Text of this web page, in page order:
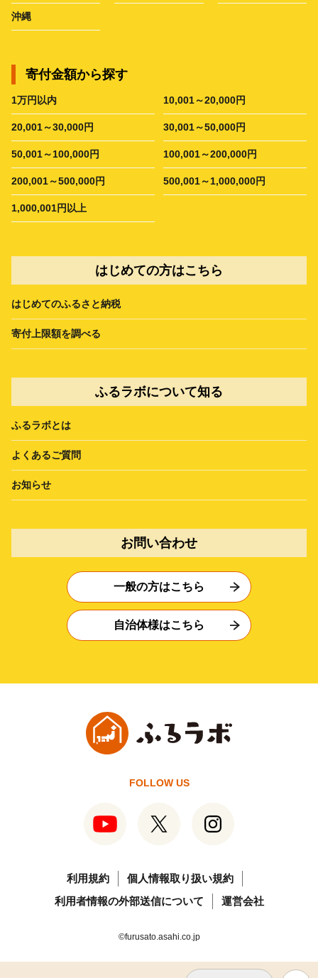
沖縄
寄付金額から探す
1万円以内 10,001～20,000円
20,001～30,000円 30,001～50,000円
50,001～100,000円 100,001～200,000円
200,001～500,000円 500,001～1,000,000円
1,000,001円以上
はじめての方はこちら
はじめてのふるさと納税
寄付上限額を調べる
ふるラボについて知る
ふるラボとは
よくあるご質問
お知らせ
お問い合わせ
一般の方はこちら
自治体様はこちら
FOLLOW US
利用規約
個人情報取り扱い規約
利用者情報の外部送信について
運営会社
©furusato.asahi.co.jp